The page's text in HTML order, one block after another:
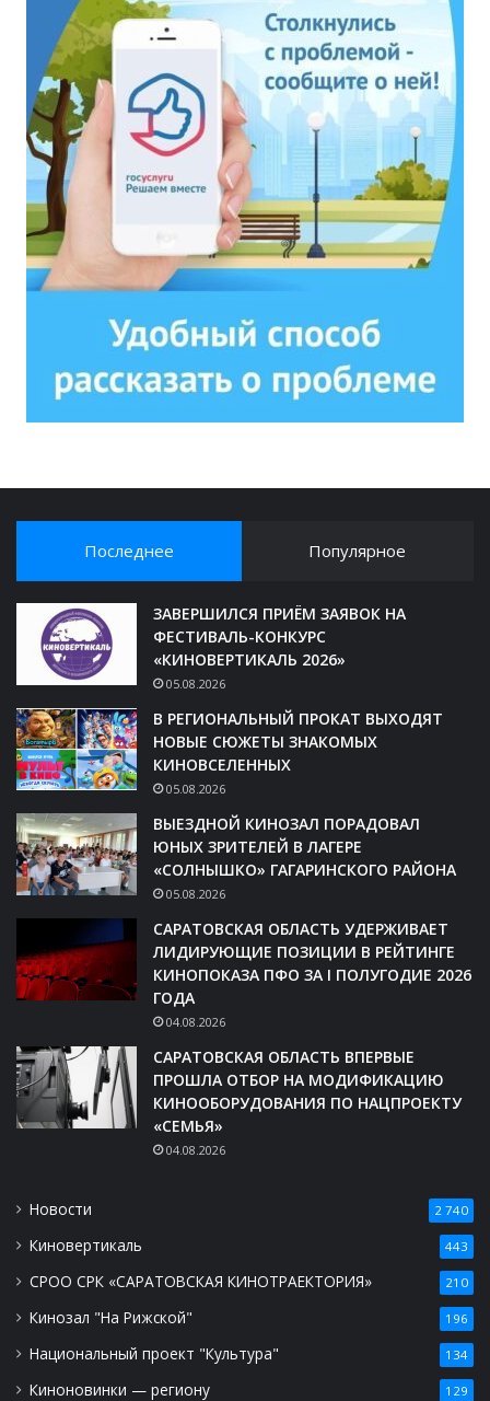
Последнее Популярное
ЗАВЕРШИЛСЯ ПРИЁМ ЗАЯВОК НА
ФЕСТИВАЛЬ-КОНКУРС
«КИНОВЕРТИКАЛЬ 2026»
05.08.2026
В РЕГИОНАЛЬНЫЙ ПРОКАТ ВЫХОДЯТ
НОВЫЕ СЮЖЕТЫ ЗНАКОМЫХ
КИНОВСЕЛЕННЫХ
05.08.2026
ВЫЕЗДНОЙ КИНОЗАЛ ПОРАДОВАЛ
ЮНЫХ ЗРИТЕЛЕЙ В ЛАГЕРЕ
«СОЛНЫШКО» ГАГАРИНСКОГО РАЙОНА
05.08.2026
САРАТОВСКАЯ ОБЛАСТЬ УДЕРЖИВАЕТ
ЛИДИРУЮЩИЕ ПОЗИЦИИ В РЕЙТИНГЕ
КИНОПОКАЗА ПФО ЗА I ПОЛУГОДИЕ 2026
ГОДА
04.08.2026
САРАТОВСКАЯ ОБЛАСТЬ ВПЕРВЫЕ
ПРОШЛА ОТБОР НА МОДИФИКАЦИЮ
КИНООБОРУДОВАНИЯ ПО НАЦПРОЕКТУ
«СЕМЬЯ»
04.08.2026
Новости 2 740
Киновертикаль 443
СРОО СРК «САРАТОВСКАЯ КИНОТРАЕКТОРИЯ» 210
Кинозал "На Рижской" 196
Национальный проект "Культура" 134
Киноновинки — региону 129